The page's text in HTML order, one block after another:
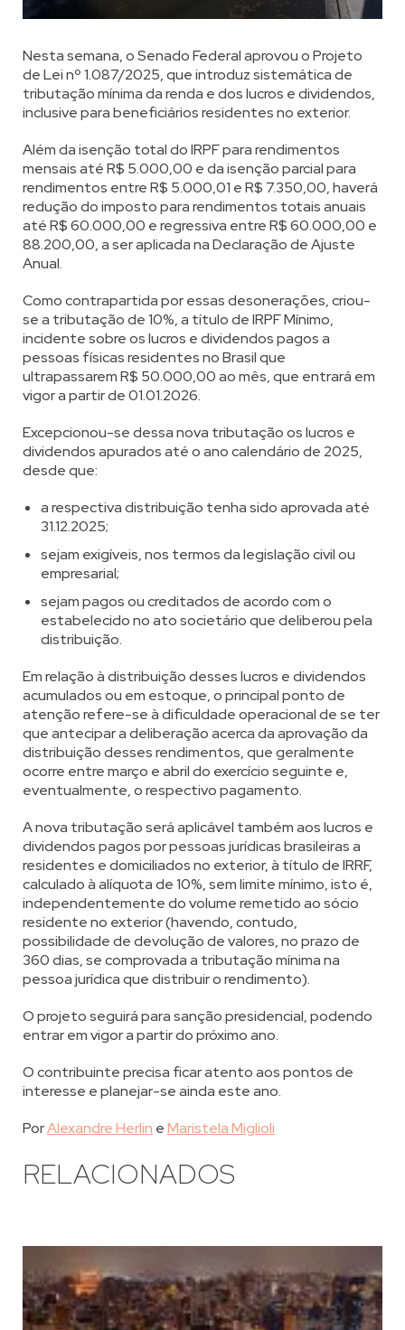
Nesta semana, o Senado Federal aprovou o Projeto
de Lei nº 1.087/2025, que introduz sistemática de
tributação mínima da renda e dos lucros e dividendos,
inclusive para beneficiários residentes no exterior.
Além da isenção total do IRPF para rendimentos
mensais até R$ 5.000,00 e da isenção parcial para
rendimentos entre R$ 5.000,01 e R$ 7.350,00, haverá
redução do imposto para rendimentos totais anuais
até R$ 60.000,00 e regressiva entre R$ 60.000,00 e
88.200,00, a ser aplicada na Declaração de Ajuste
Anual.
Como contrapartida por essas desonerações, criou-
se a tributação de 10%, a título de IRPF Mínimo,
incidente sobre os lucros e dividendos pagos a
pessoas físicas residentes no Brasil que
ultrapassarem R$ 50.000,00 ao mês, que entrará em
vigor a partir de 01.01.2026.
Excepcionou-se dessa nova tributação os lucros e
dividendos apurados até o ano calendário de 2025,
desde que:
a respectiva distribuição tenha sido aprovada até
31.12.2025;
sejam exigíveis, nos termos da legislação civil ou
empresarial;
sejam pagos ou creditados de acordo com o
estabelecido no ato societário que deliberou pela
distribuição.
Em relação à distribuição desses lucros e dividendos
acumulados ou em estoque, o principal ponto de
atenção refere-se à dificuldade operacional de se ter
que antecipar a deliberação acerca da aprovação da
distribuição desses rendimentos, que geralmente
ocorre entre março e abril do exercício seguinte e,
eventualmente, o respectivo pagamento.
A nova tributação será aplicável também aos lucros e
dividendos pagos por pessoas jurídicas brasileiras a
residentes e domiciliados no exterior, à título de IRRF,
calculado à alíquota de 10%, sem limite mínimo, isto é,
independentemente do volume remetido ao sócio
residente no exterior (havendo, contudo,
possibilidade de devolução de valores, no prazo de
360 dias, se comprovada a tributação mínima na
pessoa jurídica que distribuir o rendimento).
O projeto seguirá para sanção presidencial, podendo
entrar em vigor a partir do próximo ano.
O contribuinte precisa ficar atento aos pontos de
interesse e planejar-se ainda este ano.
PorAlexandre Herlin eMaristela Miglioli
RELACIONADOS